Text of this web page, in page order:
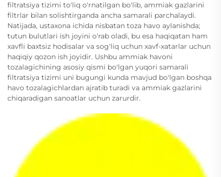
filtratsiya tizimi to'liq o'rnatilgan bo'lib, ammiak gazlarini
filtrlar bilan solishtirganda ancha samarali parchalaydi.
Natijada, ustaxona ichida nisbatan toza havo aylanishda;
tutun bulutlari ish joyini o'rab oladi, bu esa haqiqatan ham
xavfli baxtsiz hodisalar va sog'liq uchun xavf-xatarlar uchun
haqiqiy qozon ish joyidir. Ushbu ammiak havoni
tozalagichining asosiy qismi bo'lgan yuqori samarali
filtratsiya tizimi uni bugungi kunda mavjud bo'lgan boshqa
havo tozalagichlardan ajratib turadi va ammiak gazlarini
chiqaradigan sanoatlar uchun zarurdir.